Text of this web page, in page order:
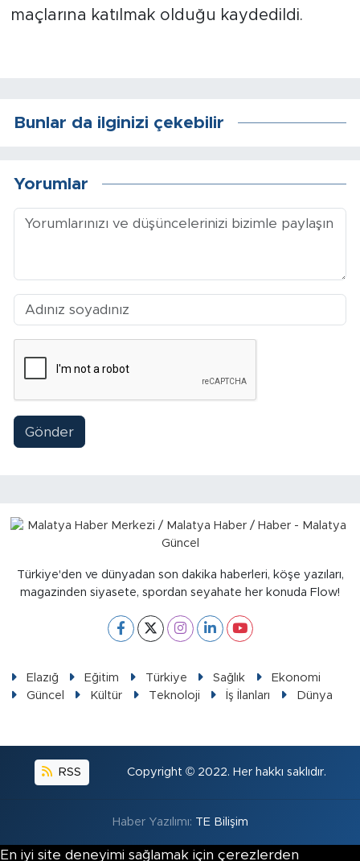
maçlarına katılmak olduğu kaydedildi.
Bunlar da ilginizi çekebilir
Yorumlar
Gönder
Türkiye'den ve dünyadan son dakika haberleri, köşe yazıları,
magazinden siyasete, spordan seyahate her konuda Flow!
Elazığ Eğitim Türkiye Sağlık
Ekonomi
Güncel
Kültür Teknoloji İş İlanları Dünya
RSS Copyright © 2022. Her hakkı saklıdır.
Haber Yazılımı: TE Bilişim
En iyi site deneyimi sağlamak için çerezlerden
Kale
Asayiş
Siyaset